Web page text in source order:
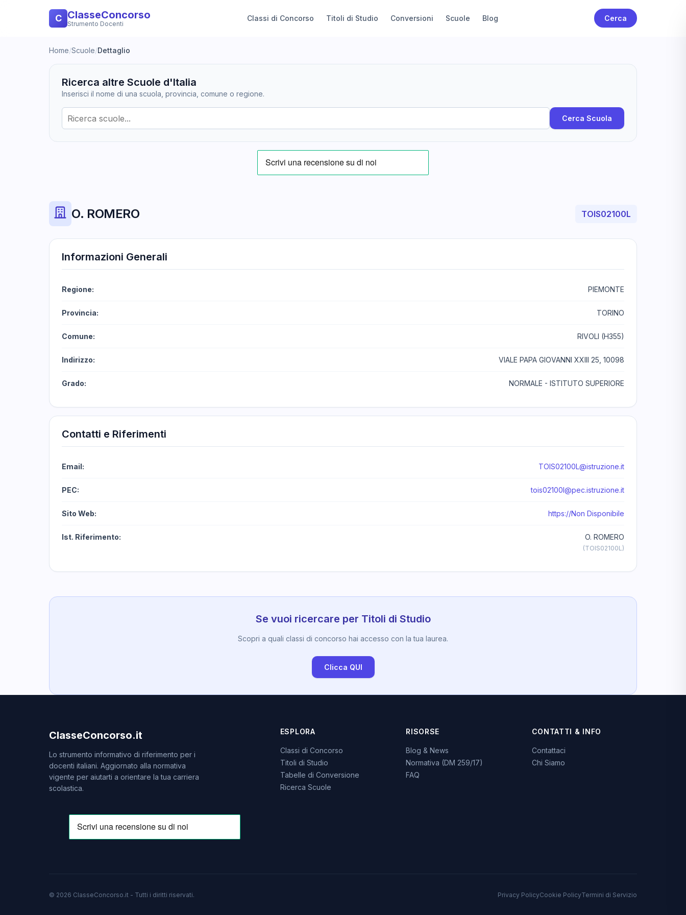
C ClasseConcorso
Strumento Docenti
Classi di Concorso Titoli di Studio Conversioni Scuole Blog Cerca
Home/Scuole/Dettaglio
Ricerca altre Scuole d'Italia
Inserisci il nome di una scuola, provincia, comune o regione.
Cerca Scuola
O. ROMERO TOIS02100L
Informazioni Generali
Regione: PIEMONTE
Provincia: TORINO
Comune: RIVOLI (H355)
Indirizzo: VIALE PAPA GIOVANNI XXIII 25, 10098
Grado: NORMALE - ISTITUTO SUPERIORE
Contatti e Riferimenti
Email: TOIS02100L@istruzione.it
PEC: tois02100l@pec.istruzione.it
Sito Web: https://Non Disponibile
Ist. Riferimento: O. ROMERO
(TOIS02100L)
Se vuoi ricercare per Titoli di Studio
Scopri a quali classi di concorso hai accesso con la tua laurea.
Clicca QUI
ClasseConcorso.it
Lo strumento informativo di riferimento per i
docenti italiani. Aggiornato alla normativa
vigente per aiutarti a orientare la tua carriera
scolastica.
ESPLORA
Classi di Concorso
Titoli di Studio
Tabelle di Conversione
Ricerca Scuole
RISORSE
Blog & News
Normativa (DM 259/17)
FAQ
CONTATTI & INFO
Contattaci
Chi Siamo
© 2026 ClasseConcorso.it - Tutti i diritti riservati. Privacy PolicyCookie PolicyTermini di Servizio